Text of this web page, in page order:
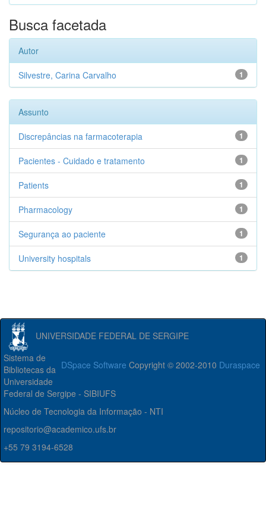
Busca facetada
Autor
1
Silvestre, Carina Carvalho
Assunto
1
Discrepâncias na farmacoterapia
1
Pacientes - Cuidado e tratamento
1
Patients
1
Pharmacology
1
Segurança ao paciente
1
University hospitals
UNIVERSIDADE FEDERAL DE SERGIPE
DSpace Software Copyright © 2002-2010 Duraspace
Sistema de
Bibliotecas da
Universidade
Federal de Sergipe - SIBIUFS
Núcleo de Tecnologia da Informação - NTI
repositorio@academico.ufs.br
+55 79 3194-6528